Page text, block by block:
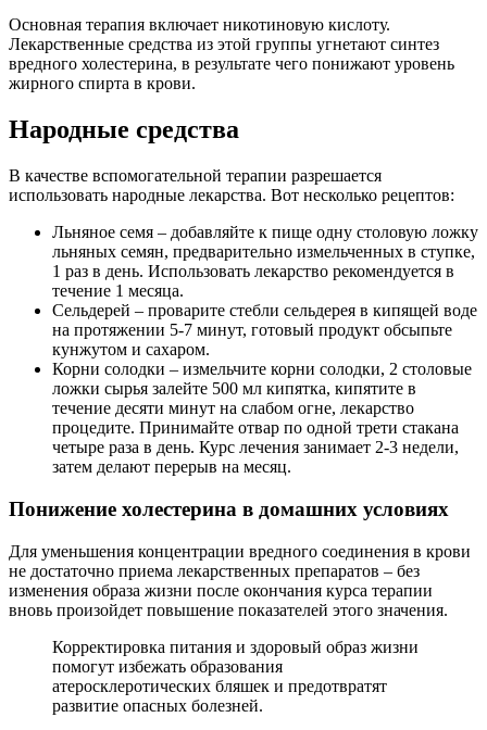
Основная терапия включает никотиновую кислоту.
Лекарственные средства из этой группы угнетают синтез
вредного холестерина, в результате чего понижают уровень
жирного спирта в крови.
Народные средства
В качестве вспомогательной терапии разрешается
использовать народные лекарства. Вот несколько рецептов:
Льняное семя – добавляйте к пище одну столовую ложку
льняных семян, предварительно измельченных в ступке,
1 раз в день. Использовать лекарство рекомендуется в
течение 1 месяца.
Сельдерей – проварите стебли сельдерея в кипящей воде
на протяжении 5-7 минут, готовый продукт обсыпьте
кунжутом и сахаром.
Корни солодки – измельчите корни солодки, 2 столовые
ложки сырья залейте 500 мл кипятка, кипятите в
течение десяти минут на слабом огне, лекарство
процедите. Принимайте отвар по одной трети стакана
четыре раза в день. Курс лечения занимает 2-3 недели,
затем делают перерыв на месяц.
Понижение холестерина в домашних условиях
Для уменьшения концентрации вредного соединения в крови
не достаточно приема лекарственных препаратов – без
изменения образа жизни после окончания курса терапии
вновь произойдет повышение показателей этого значения.
Корректировка питания и здоровый образ жизни
помогут избежать образования
атеросклеротических бляшек и предотвратят
развитие опасных болезней.